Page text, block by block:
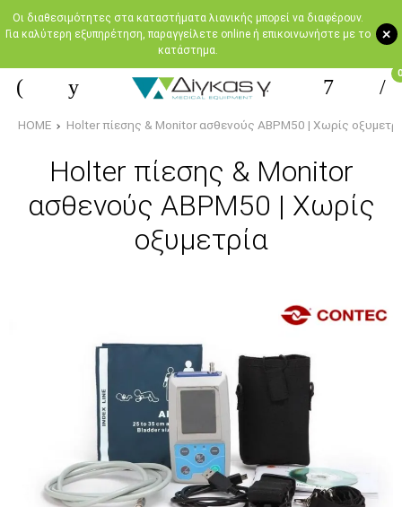
+
Oι διαθεσιμότητες στα καταστήματα λιανικής μπορεί να διαφέρουν.
Για καλύτερη εξυπηρέτηση, παραγγείλετε online ή επικοινωνήστε με το
κατάστημα.
0
HOME Holter πίεσης & Monitor ασθενούς ABPM50 | Χωρίς
Holter πίεσης & Monitor
ασθενούς ABPM50 | Χωρίς
οξυμετρία